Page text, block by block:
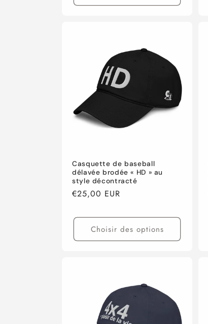
Casquette de baseball
délavée brodée « HD » au
style décontracté
Prix
€25,00 EUR
Choisir des options